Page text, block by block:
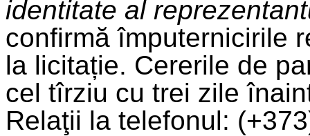
identitate al
confirmă împuternicirile
la licitație. Cererile de
cel tîrziu cu trei zile
Relaţii la telefonul: